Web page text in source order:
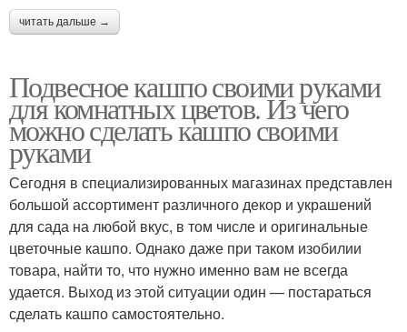
читать дальше →
Подвесное кашпо своими руками
для комнатных цветов. Из чего
можно сделать кашпо своими
руками
Сегодня в специализированных магазинах представлен
большой ассортимент различного декор и украшений
для сада на любой вкус, в том числе и оригинальные
цветочные кашпо. Однако даже при таком изобилии
товара, найти то, что нужно именно вам не всегда
удается. Выход из этой ситуации один — постараться
сделать кашпо самостоятельно.